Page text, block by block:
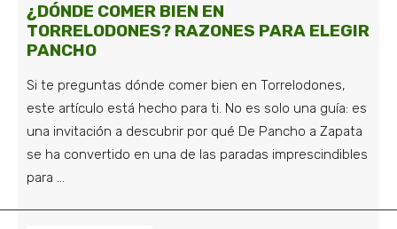
¿DÓNDE COMER BIEN EN
TORRELODONES? RAZONES PARA ELEGIR
PANCHO
Si te preguntas dónde comer bien en Torrelodones,
este artículo está hecho para ti. No es solo una guía: es
una invitación a descubrir por qué De Pancho a Zapata
se ha convertido en una de las paradas imprescindibles
para